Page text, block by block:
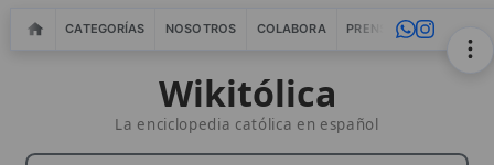
CATEGORÍAS NOSOTROS COLABORA PRENSA WEBMASTERS
Wikitólica
La enciclopedia católica en español